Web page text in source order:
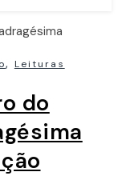
, Leituras
do